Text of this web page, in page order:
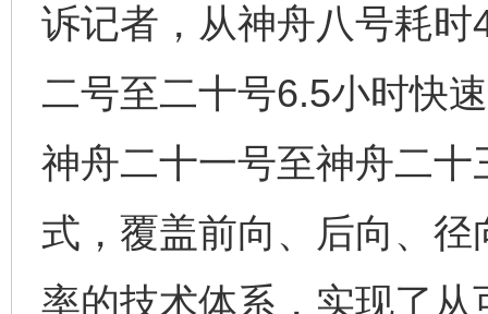
诉记者，从神舟八号耗
二号至二十号6.5小时快
神舟二十一号至神舟二
式，覆盖前向、后向、
率的技术体系，实现了